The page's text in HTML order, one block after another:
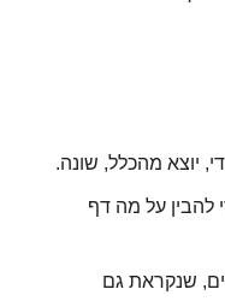
יוצא מהכלל, שונה.
להבין על מה דף
שנקראת גם